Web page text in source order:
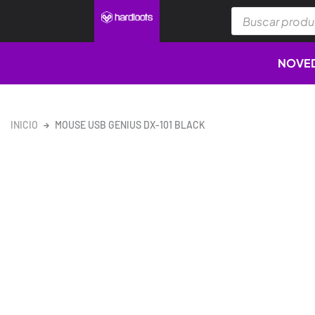
contenido
productos
INICIO MOUSE USB GENIUS DX-101 BLACK